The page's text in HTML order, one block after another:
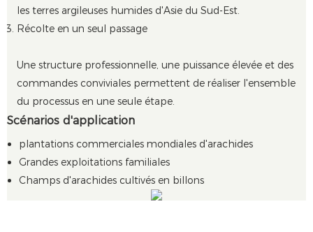
les terres argileuses humides d'Asie du Sud-Est.
Récolte en un seul passage
Une structure professionnelle, une puissance élevée et des
commandes conviviales permettent de réaliser l'ensemble
du processus en une seule étape.
Scénarios d'application
plantations commerciales mondiales d'arachides
Grandes exploitations familiales
Champs d'arachides cultivés en billons